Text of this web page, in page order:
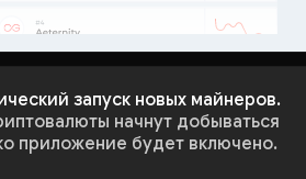
запуск новых майнеров.
начнут добываться
приложение будет включено.